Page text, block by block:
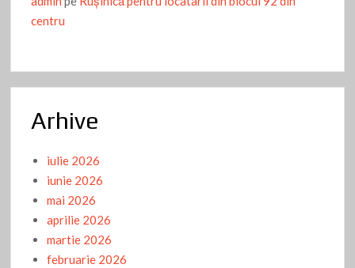
centru
Arhive
iulie 2026
iunie 2026
mai 2026
aprilie 2026
martie 2026
februarie 2026